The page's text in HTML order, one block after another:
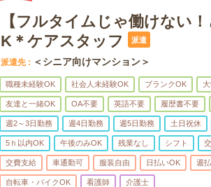
【フルタイムじゃ働けない
K＊ケアスタッフ
派遣
派遣先 ＜シニア向けマンション＞
職種未経験OK 社会人未経験OK ブランクOK
友達と一緒OK OA不要 英語不要 履歴書不要
週2～3日勤務 週4日勤務 週5日勤務 土日祝休
5ｈ以内OK 午後のみOK 残業なし シフト
交費支給 車通勤可 服装自由 日払いOK 週
自転車・バイクOK 看護師 介護士